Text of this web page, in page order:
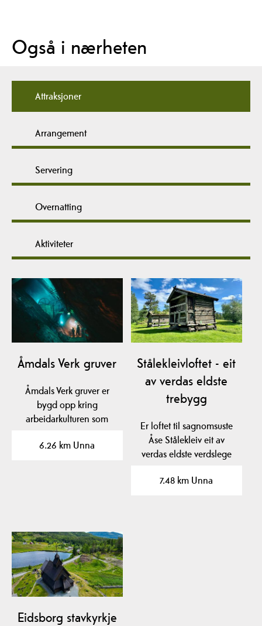
Også i nærheten
Attraksjoner
Arrangement
Servering
Overnatting
Aktiviteter
Åmdals Verk gruver
Åmdals Verk gruver er
bygd opp kring
arbeidarkulturen som
for.…
6.26 km Unna
Stålekleivloftet - eit
av verdas eldste
trebygg
Er loftet til sagnomsuste
Åse Stålekleiv eit av
verdas eldste verdslege
7.48 km Unna
Eidsborg stavkyrkje